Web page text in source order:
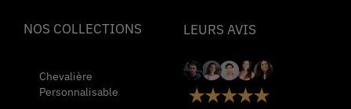
NOS COLLECTIONS
Chevalière
Personnalisable
LEURS AVIS